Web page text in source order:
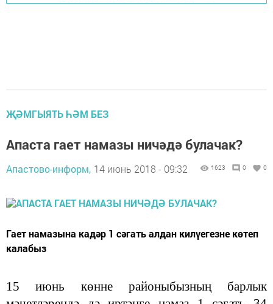
ҖӘМГЫЯТЬ ҺӘМ БЕЗ
Апаста гает намазы ничәдә булачак?
Апастово-информ, 14 июнь 2018 - 09:32 1623 0 0
Гает намазына кадәр 1 сәгать алдан килүегезне көтеп
калабыз
15 июнь көнне районыбызның барлык